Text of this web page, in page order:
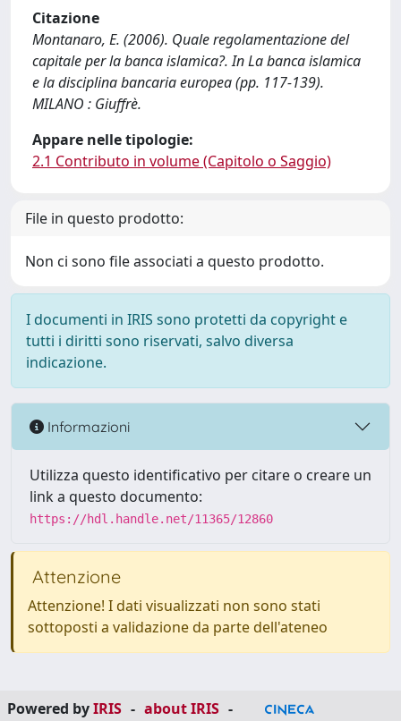
Citazione
Montanaro, E. (2006). Quale regolamentazione del
capitale per la banca islamica?. In La banca islamica
e la disciplina bancaria europea (pp. 117-139).
MILANO : Giuffrè.
Appare nelle tipologie:
2.1 Contributo in volume (Capitolo o Saggio)
File in questo prodotto:
Non ci sono file associati a questo prodotto.
I documenti in IRIS sono protetti da copyright e
tutti i diritti sono riservati, salvo diversa
indicazione.
Informazioni
Utilizza questo identificativo per citare o creare un
link a questo documento:
https://hdl.handle.net/11365/12860
Attenzione
Attenzione! I dati visualizzati non sono stati
sottoposti a validazione da parte dell'ateneo
Powered byIRIS - about IRIS -